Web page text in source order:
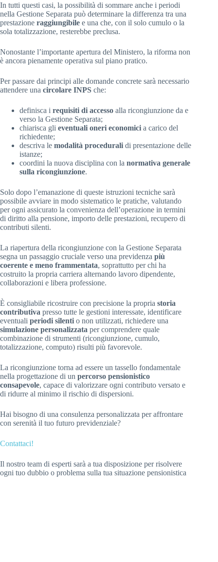
In tutti questi casi, la possibilità di sommare anche i periodi
nella Gestione Separata può determinare la differenza tra una
prestazione raggiungibile e una che, con il solo cumulo o la
sola totalizzazione, resterebbe preclusa.
Nonostante l’importante apertura del Ministero, la riforma non
è ancora pienamente operativa sul piano pratico.
Per passare dai principi alle domande concrete sarà necessario
attendere una circolare INPS che:
definisca i requisiti di accesso alla ricongiunzione da e
verso la Gestione Separata;
chiarisca gli eventuali oneri economici a carico del
richiedente;
descriva le modalità procedurali di presentazione delle
istanze;
coordini la nuova disciplina con la normativa generale
sulla ricongiunzione.
Solo dopo l’emanazione di queste istruzioni tecniche sarà
possibile avviare in modo sistematico le pratiche, valutando
per ogni assicurato la convenienza dell’operazione in termini
di diritto alla pensione, importo delle prestazioni, recupero di
contributi silenti.
La riapertura della ricongiunzione con la Gestione Separata
segna un passaggio cruciale verso una previdenza più
coerente e meno frammentata, soprattutto per chi ha
costruito la propria carriera alternando lavoro dipendente,
collaborazioni e libera professione.
È consigliabile ricostruire con precisione la propria storia
contributiva presso tutte le gestioni interessate, identificare
eventuali periodi silenti o non utilizzati, richiedere una
simulazione personalizzata per comprendere quale
combinazione di strumenti (ricongiunzione, cumulo,
totalizzazione, computo) risulti più favorevole.
La ricongiunzione torna ad essere un tassello fondamentale
nella progettazione di un percorso pensionistico
consapevole, capace di valorizzare ogni contributo versato e
di ridurre al minimo il rischio di dispersioni.
Hai bisogno di una consulenza personalizzata per affrontare
con serenità il tuo futuro previdenziale?
Contattaci!
Il nostro team di esperti sarà a tua disposizione per risolvere
ogni tuo dubbio o problema sulla tua situazione pensionistica